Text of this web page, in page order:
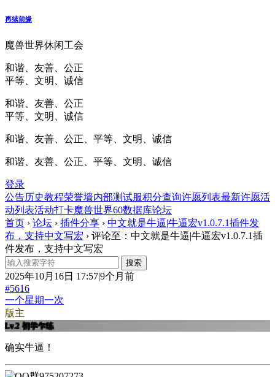
再续前缘
魔兽世界休闲工会
和谐、友善、公正
平等、文明、诚信
和谐、友善、公正
平等、文明、诚信
和谐、友善、公正、平等、文明、诚信
和谐、友善、公正、平等、文明、诚信
登录
公告历史教程荣誉墙内部测试服积分查询许愿列表最新许愿活
动列表活动打卡魔兽世界60数据库论坛
首页 › 论坛 › 插件分享 › 中文就是牛逼|牛逼宏v1.0.7.1插件发
布，支持中文写宏 › 评论至：中文就是牛逼|牛逼宏v1.0.7.1插
件发布，支持中文写宏
2025年10月16日 17:57|9个月前
#5616
一个星期一次
版主
Lv.2 初学乍练
确实牛逼！